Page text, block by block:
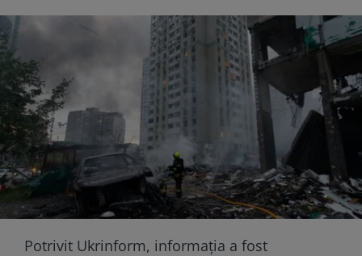
Potrivit Ukrinform, informația a fost